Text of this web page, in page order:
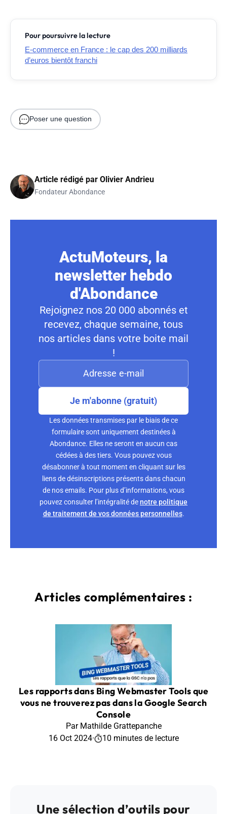
Pour poursuivre la lecture
E-commerce en France : le cap des 200 milliards
d’euros bientôt franchi
Poser une question
Article rédigé par Olivier Andrieu
Fondateur Abondance
ActuMoteurs, la
newsletter hebdo
d'Abondance
Rejoignez nos 20 000 abonnés et
recevez, chaque semaine, tous
nos articles dans votre boite mail
!
Je m'abonne (gratuit)
Les données transmises par le biais de ce
formulaire sont uniquement destinées à
Abondance. Elles ne seront en aucun cas
cédées à des tiers. Vous pouvez vous
désabonner à tout moment en cliquant sur les
liens de désinscriptions présents dans chacun
de nos emails. Pour plus d’informations, vous
pouvez consulter l’intégralité denotre politique
de traitement de vos données personnelles.
Articles complémentaires :
Les rapports dans Bing Webmaster Tools que
vous ne trouverez pas dans la Google Search
Console
Par Mathilde Grattepanche
16 Oct 2024· 10 minutes de lecture
Une sélection d’outils pour